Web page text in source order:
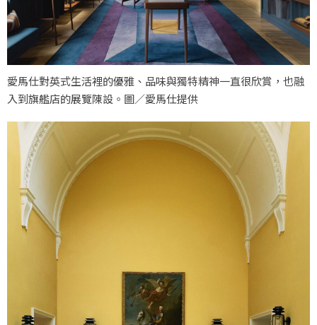
愛馬仕對英式生活裡的優雅、品味與獨特精神一直很欣賞，也融
入到旗艦店的展覽陳設。圖／愛馬仕提供